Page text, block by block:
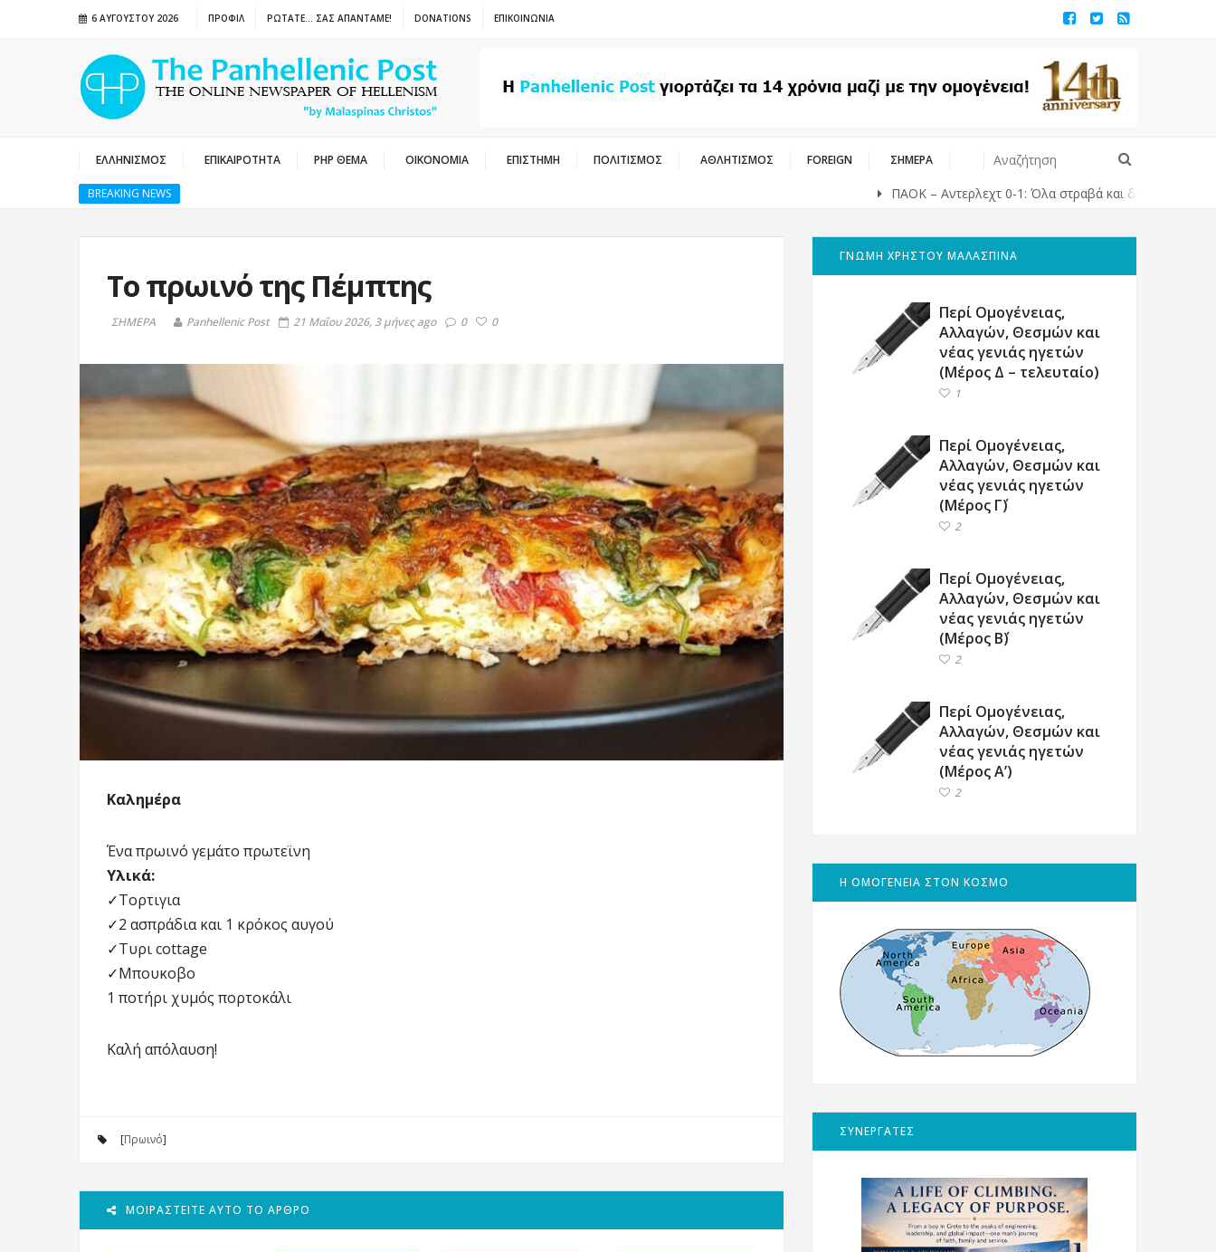
6 ΑΥΓΟΎΣΤΟΥ 2026 ΠΡΟΦΙΛ ΡΩΤΑΤΕ… ΣΑΣ ΑΠΑΝΤΑΜΕ! DONATIONS ΕΠΙΚΟΙΝΩΝΙΑ
ΕΛΛΗΝΙΣΜΟΣ ΕΠΙΚΑΙΡΟΤΗΤΑ PHP ΘΕΜΑ ΟΙΚΟΝΟΜΙΑ ΕΠΙΣΤΗΜΗ ΠΟΛΙΤΙΣΜΟΣ ΑΘΛΗΤΙΣΜΟΣ FOREIGN ΣΗΜΕΡΑ
BREAKING NEWS ΠΑΟΚ – Αντερλεχτ 0-1: Όλα στραβά και δύσκολα!
Το πρωινό της Πέμπτης
ΣΗΜΕΡΑ Panhellenic Post 21 Μαΐου 2026, 3 μήνες ago 0 0
Καλημέρα
Ένα πρωινό γεμάτο πρωτεϊνη
Υλικά:
✓Τορτιγια
✓2 ασπράδια και 1 κρόκος αυγού
✓Τυρι cottage
✓Μπουκοβο
1 ποτήρι χυμός πορτοκάλι
Καλή απόλαυση!
[Πρωινό]
ΜΟΙΡΑΣΤΕΊΤΕ ΑΥΤΌ ΤΟ ΆΡΘΡΟ
ΓΝΩΜΗ ΧΡΗΣΤΟΥ ΜΑΛΑΣΠΙΝΑ
Περί Ομογένειας,
Αλλαγών, Θεσμών και
νέας γενιάς ηγετών
(Μέρος Δ – τελευταίο)
1
Περί Ομογένειας,
Αλλαγών, Θεσμών και
νέας γενιάς ηγετών
(Μέρος Γ΄)
2
Περί Ομογένειας,
Αλλαγών, Θεσμών και
νέας γενιάς ηγετών
(Μέρος Β΄)
2
Περί Ομογένειας,
Αλλαγών, Θεσμών και
νέας γενιάς ηγετών
(Μέρος Α’)
2
Η ΟΜΟΓΕΝΕΙΑ ΣΤΟΝ ΚΟΣΜΟ
ΣΥΝΕΡΓΑΤΕΣ